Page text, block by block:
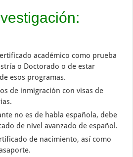
académico como prueba
o Doctorado o de estar
esos programas.
de inmigración con visas de
no es de habla española, debe
de nivel avanzado de español.
de nacimiento, así como